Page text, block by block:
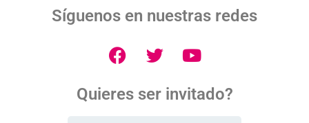
Síguenos en nuestras redes
Quieres ser invitado?